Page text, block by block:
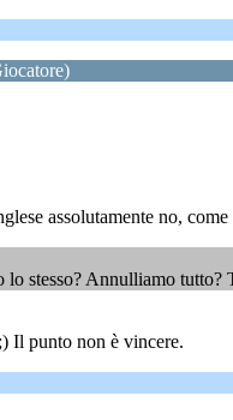
assolutamente no,
stesso? Annulliamo tutto?
Il punto non è vincere.